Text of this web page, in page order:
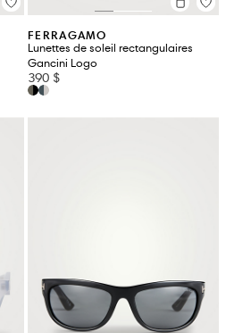
FERRAGAMO
Lunettes de soleil rectangulaires
Gancini Logo
390 $